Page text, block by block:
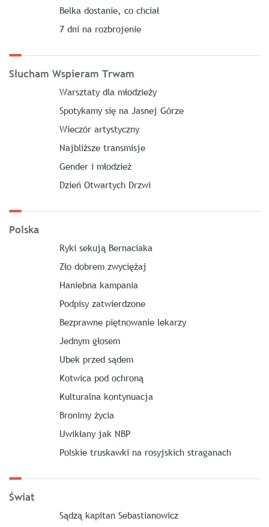
Belka dostanie, co chciał
7 dni na rozbrojenie
Słucham Wspieram Trwam
Warsztaty dla młodzieży
Spotykamy się na Jasnej Górze
Wieczór artystyczny
Najbliższe transmisje
Gender i młodzież
Dzień Otwartych Drzwi
Polska
Ryki sekują Bernaciaka
Zło dobrem zwyciężaj
Haniebna kampania
Podpisy zatwierdzone
Bezprawne piętnowanie lekarzy
Jednym głosem
Ubek przed sądem
Kotwica pod ochroną
Kulturalna kontynuacja
Bronimy życia
Uwikłany jak NBP
Polskie truskawki na rosyjskich straganach
Świat
Sądzą kapitan Sebastianowicz